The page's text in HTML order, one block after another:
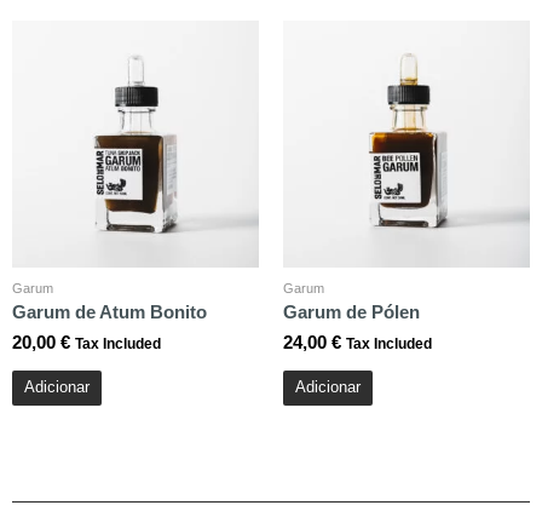
Garum
Garum de Atum Bonito
20,00 € Tax Included
Adicionar
Garum
Garum de Pólen
24,00 € Tax Included
Adicionar